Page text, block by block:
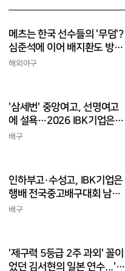
메츠는 한국 선수들의 '무덤'?
심준석에 이어 배지환도 방
출...심준석은 이미 귀국, 배
해외야구
'삼세번' 중앙여고, 선명여고
에 설욕…2026 IBK기업은행
배 전국중고배구대회 우승
배구
인하부고·수성고, IBK기업은
행배 전국중고배구대회 남고
부 결승 격돌
배구
'제구력 5등급 2주 과외' 꼴이
었던 김서현의 일본 연수...'종